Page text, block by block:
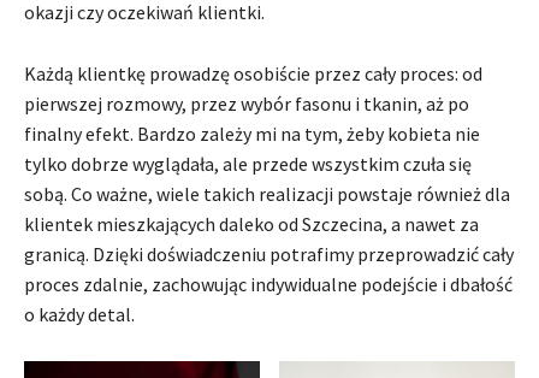
okazji czy oczekiwań klientki.
Każdą klientkę prowadzę osobiście przez cały proces: od
pierwszej rozmowy, przez wybór fasonu i tkanin, aż po
finalny efekt. Bardzo zależy mi na tym, żeby kobieta nie
tylko dobrze wyglądała, ale przede wszystkim czuła się
sobą. Co ważne, wiele takich realizacji powstaje również dla
klientek mieszkających daleko od Szczecina, a nawet za
granicą. Dzięki doświadczeniu potrafimy przeprowadzić cały
proces zdalnie, zachowując indywidualne podejście i dbałość
o każdy detal.